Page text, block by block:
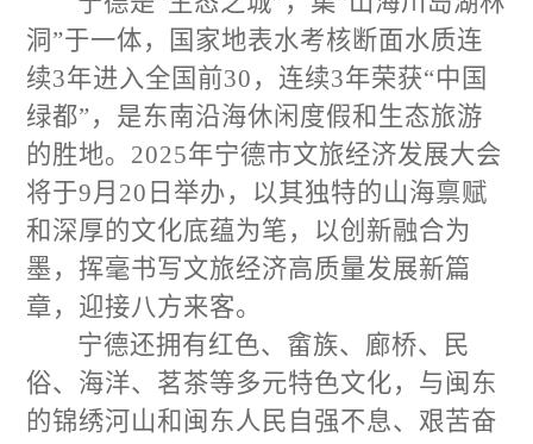
洞”于一体，国家地表水考核断面水质连
续3年进入全国前30 ，连续3年荣获“中国
绿都”，是东南沿海休闲度假和生态旅游
的胜地。 2025年宁德市文旅经济发展大会
将于9月 20 日举办，以其独特的山海禀赋
和深厚的文化底蕴为笔，以创新融合为
墨，挥毫书写文旅经济高质量发展新篇
章，迎接八方来客。
宁德还拥有红色、畲族、廊桥、民
俗、海洋、茗茶等多元特色文化，与闽东
的锦绣河山和闽东人民自强不息、艰苦奋